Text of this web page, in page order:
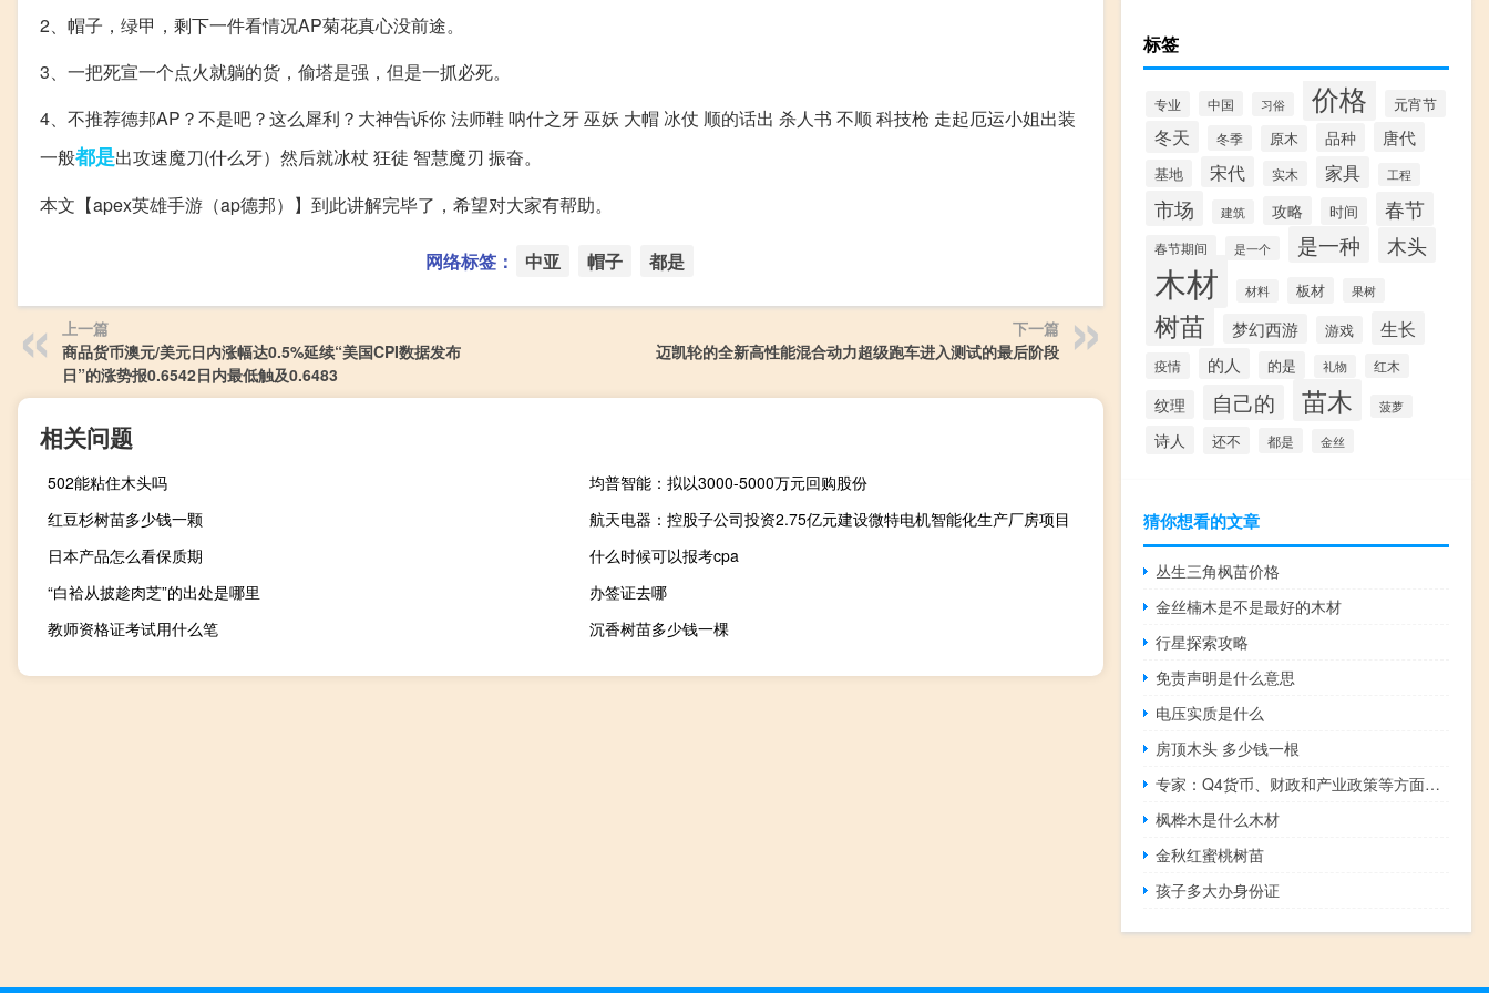
2、帽子，绿甲，剩下一件看情况AP菊花真心没前途。
3、一把死宣一个点火就躺的货，偷塔是强，但是一抓必死。
4、不推荐德邦AP？不是吧？这么犀利？大神告诉你 法师鞋 呐什之牙 巫妖 大帽 冰仗 顺的话出 杀人书 不顺 科技枪 走起厄运小姐出装
一般都是出攻速魔刀(什么牙）然后就冰杖 狂徒 智慧魔刃 振奋。
本文【apex英雄手游（ap德邦）】到此讲解完毕了，希望对大家有帮助。
网络标签： 中亚 帽子 都是
上一篇
商品货币澳元/美元日内涨幅达0.5%延续“美国CPI数据发布
日”的涨势报0.6542日内最低触及0.6483
下一篇
迈凯轮的全新高性能混合动力超级跑车进入测试的最后阶段
相关问题
502能粘住木头吗
均普智能：拟以3000-5000万元回购股份
红豆杉树苗多少钱一颗
航天电器：控股子公司投资2.75亿元建设微特电机智能化生产厂房项目
日本产品怎么看保质期
什么时候可以报考cpa
“白袷从披趁肉芝”的出处是哪里
办签证去哪
教师资格证考试用什么笔
沉香树苗多少钱一棵
标签
专业 中国 习俗 价格 元宵节
冬天 冬季 原木 品种 唐代
基地 宋代 实木 家具 工程
市场 建筑 攻略 时间 春节
春节期间 是一个 是一种 木头
木材 材料 板材 果树
树苗 梦幻西游 游戏 生长
疫情 的人 的是 礼物 红木
纹理 自己的 苗木 菠萝
诗人 还不 都是 金丝
猜你想看的文章
丛生三角枫苗价格
金丝楠木是不是最好的木材
行星探索攻略
免责声明是什么意思
电压实质是什么
房顶木头 多少钱一根
专家：Q4货币、财政和产业政策等方面的发力空间仍值得期待
枫桦木是什么木材
金秋红蜜桃树苗
孩子多大办身份证